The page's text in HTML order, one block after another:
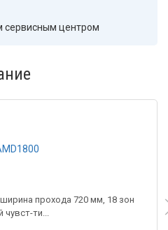
сервисным центром
прохода 720 мм, 18 зон
чувст-ти...